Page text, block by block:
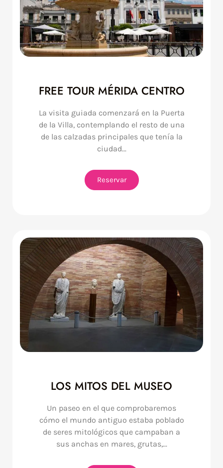
FREE TOUR MÉRIDA CENTRO
La visita guiada comenzará en la Puerta
de la Villa, contemplando el resto de una
de las calzadas principales que tenía la
ciudad...
Reservar
LOS MITOS DEL MUSEO
Un paseo en el que comprobaremos
cómo el mundo antiguo estaba poblado
de seres mitológicos que campaban a
sus anchas en mares, grutas,...